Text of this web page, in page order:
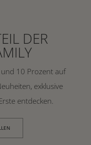
DER
10 Prozent auf
exklusive
entdecken.